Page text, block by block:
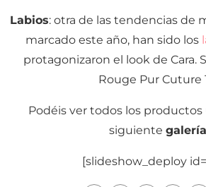
Labios: otra de las tendencias de
marcado este año, han sido los
protagonizaron el look de Cara.
Rouge Pur Cuture
Podéis ver todos los productos
siguiente galería
[slideshow_deploy